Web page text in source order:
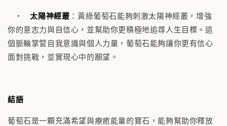
•
太陽神經叢 ：黃綠葡萄石能夠刺激太陽神經叢，增強
你的意志力與自信心，並幫助你更積極地追尋人生目標。這
個脈輪掌管自我意識與個人力量，葡萄石能夠讓你更有信心
面對挑戰，並實現心中的願望。
結語
葡萄石是一顆充滿希望與療癒能量的寶石，能夠幫助你釋放